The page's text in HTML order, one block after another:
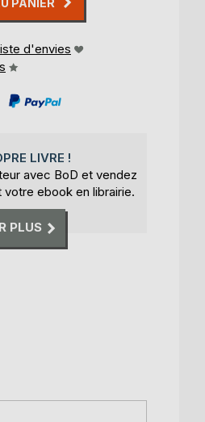
PANIER
d'envies
LIVRE !
avec BoD et vendez
ebook en librairie.
PLUS